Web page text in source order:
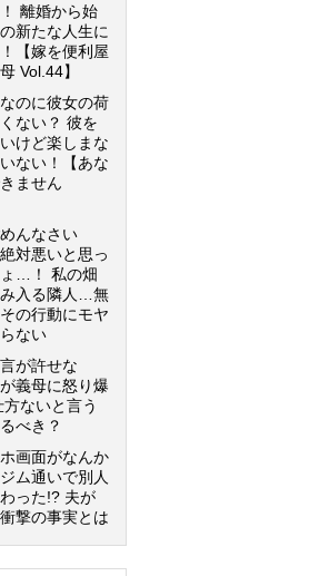
離婚から始
新たな人生に
【嫁を便利屋
Vol.44】
のに彼女の荷
ない？ 彼を
けど楽しまな
ない！【あな
ません
めんなさい
対悪いと思っ
…！ 私の畑
入る隣人…無
の行動にモヤ
ない
が許せな
義母に怒り爆
ないと言う
べき？
ホ画面がなんか
ム通いで別人
った!? 夫が
撃の事実とは